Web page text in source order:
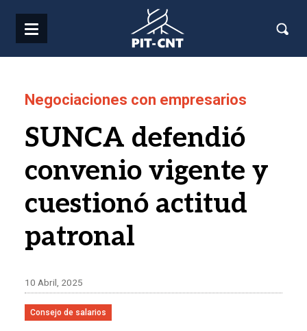
Negociaciones con empresarios
SUNCA defendió
convenio vigente y
cuestionó actitud
patronal
10 Abril, 2025
Consejo de salarios